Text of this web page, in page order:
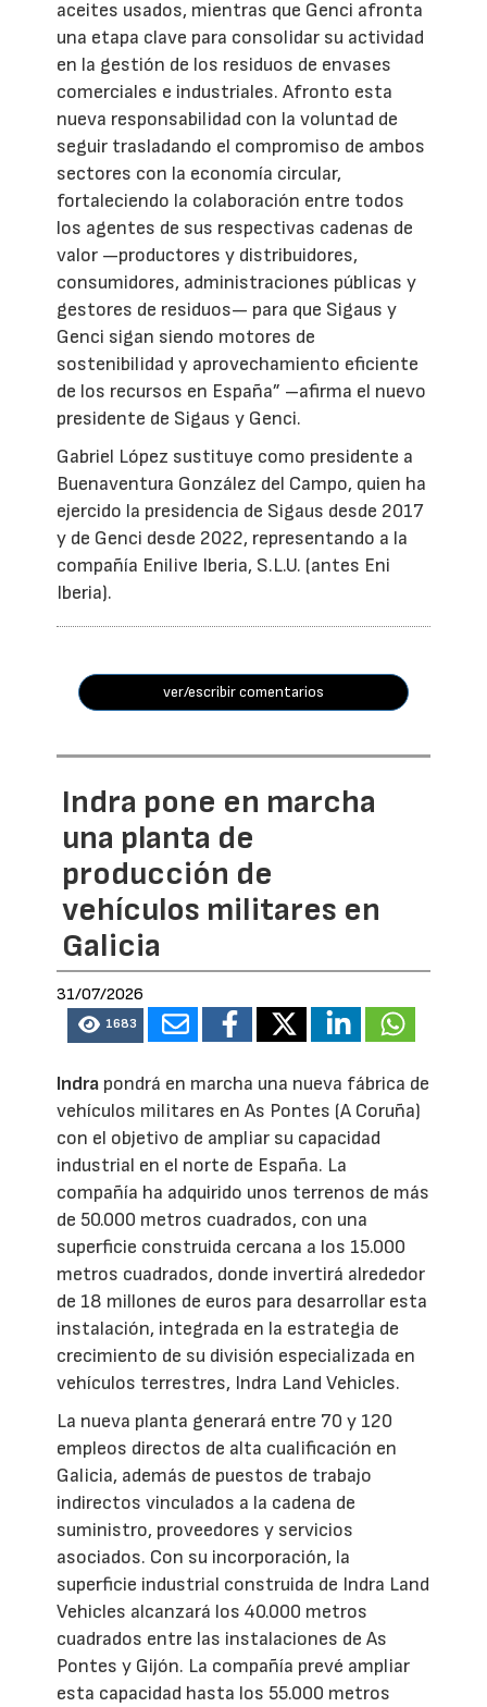
aceites usados, mientras que Genci afronta
una etapa clave para consolidar su actividad
en la gestión de los residuos de envases
comerciales e industriales. Afronto esta
nueva responsabilidad con la voluntad de
seguir trasladando el compromiso de ambos
sectores con la economía circular,
fortaleciendo la colaboración entre todos
los agentes de sus respectivas cadenas de
valor —productores y distribuidores,
consumidores, administraciones públicas y
gestores de residuos— para que Sigaus y
Genci sigan siendo motores de
sostenibilidad y aprovechamiento eficiente
de los recursos en España” –afirma el nuevo
presidente de Sigaus y Genci.
Gabriel López sustituye como presidente a
Buenaventura González del Campo, quien ha
ejercido la presidencia de Sigaus desde 2017
y de Genci desde 2022, representando a la
compañía Enilive Iberia, S.L.U. (antes Eni
Iberia).
ver/escribir comentarios
Indra pone en marcha
una planta de
producción de
vehículos militares en
Galicia
31/07/2026
1683
Indra pondrá en marcha una nueva fábrica de
vehículos militares en As Pontes (A Coruña)
con el objetivo de ampliar su capacidad
industrial en el norte de España. La
compañía ha adquirido unos terrenos de más
de 50.000 metros cuadrados, con una
superficie construida cercana a los 15.000
metros cuadrados, donde invertirá alrededor
de 18 millones de euros para desarrollar esta
instalación, integrada en la estrategia de
crecimiento de su división especializada en
vehículos terrestres, Indra Land Vehicles.
La nueva planta generará entre 70 y 120
empleos directos de alta cualificación en
Galicia, además de puestos de trabajo
indirectos vinculados a la cadena de
suministro, proveedores y servicios
asociados. Con su incorporación, la
superficie industrial construida de Indra Land
Vehicles alcanzará los 40.000 metros
cuadrados entre las instalaciones de As
Pontes y Gijón. La compañía prevé ampliar
esta capacidad hasta los 55.000 metros